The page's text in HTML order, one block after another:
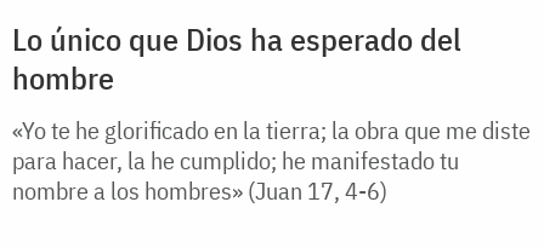
Lo único que Dios ha esperado del
hombre
«Yo te he glorificado en la tierra; la obra que me diste
para hacer, la he cumplido; he manifestado tu
nombre a los hombres» (Juan 17, 4-6)